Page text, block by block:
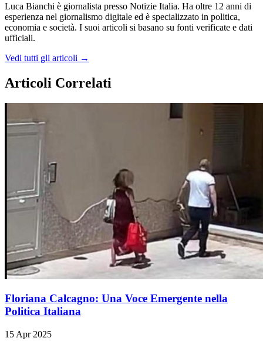
Luca Bianchi è giornalista presso Notizie Italia. Ha oltre 12 anni di
esperienza nel giornalismo digitale ed è specializzato in politica,
economia e società. I suoi articoli si basano su fonti verificate e dati
ufficiali.
Vedi tutti gli articoli →
Articoli Correlati
Floriana Calcagno: Una Voce Emergente nella
Politica Italiana
15 Apr 2025